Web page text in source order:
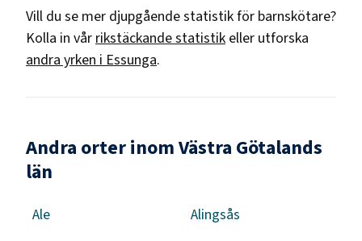
Vill du se mer djupgående statistik för barnskötare?
Kolla in vår rikstäckande statistik eller utforska
andra yrken i Essunga.
Andra orter inom Västra Götalands
län
Ale Alingsås